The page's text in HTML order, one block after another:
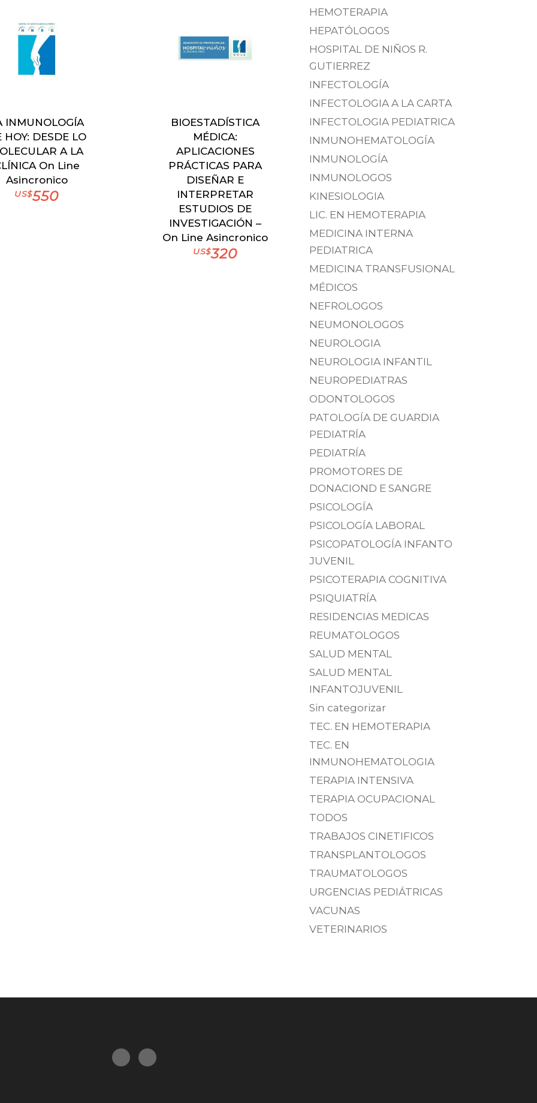
INMUNOLOGÍA
HOY: DESDE LO
A LA
On Line
Asincronico
US$550
BIOESTADÍSTICA
MÉDICA:
APLICACIONES
PRÁCTICAS PARA
DISEÑAR E
INTERPRETAR
ESTUDIOS DE
INVESTIGACIÓN –
On Line Asincronico
US$320
HEMOTERAPIA
HEPATÓLOGOS
HOSPITAL DE NIÑOS R.
GUTIERREZ
INFECTOLOGÍA
INFECTOLOGIA A LA CARTA
INFECTOLOGIA PEDIATRICA
INMUNOHEMATOLOGÍA
INMUNOLOGÍA
INMUNOLOGOS
KINESIOLOGIA
LIC. EN HEMOTERAPIA
MEDICINA INTERNA
PEDIATRICA
MEDICINA TRANSFUSIONAL
MÉDICOS
NEFROLOGOS
NEUMONOLOGOS
NEUROLOGIA
NEUROLOGIA INFANTIL
NEUROPEDIATRAS
ODONTOLOGOS
PATOLOGÍA DE GUARDIA
PEDIATRÍA
PEDIATRÍA
PROMOTORES DE
DONACIOND E SANGRE
PSICOLOGÍA
PSICOLOGÍA LABORAL
PSICOPATOLOGÍA INFANTO
JUVENIL
PSICOTERAPIA COGNITIVA
PSIQUIATRÍA
RESIDENCIAS MEDICAS
REUMATOLOGOS
SALUD MENTAL
SALUD MENTAL
INFANTOJUVENIL
Sin categorizar
TEC. EN HEMOTERAPIA
TEC. EN
INMUNOHEMATOLOGIA
TERAPIA INTENSIVA
TERAPIA OCUPACIONAL
TODOS
TRABAJOS CINETIFICOS
TRANSPLANTOLOGOS
TRAUMATOLOGOS
URGENCIAS PEDIÁTRICAS
VACUNAS
VETERINARIOS